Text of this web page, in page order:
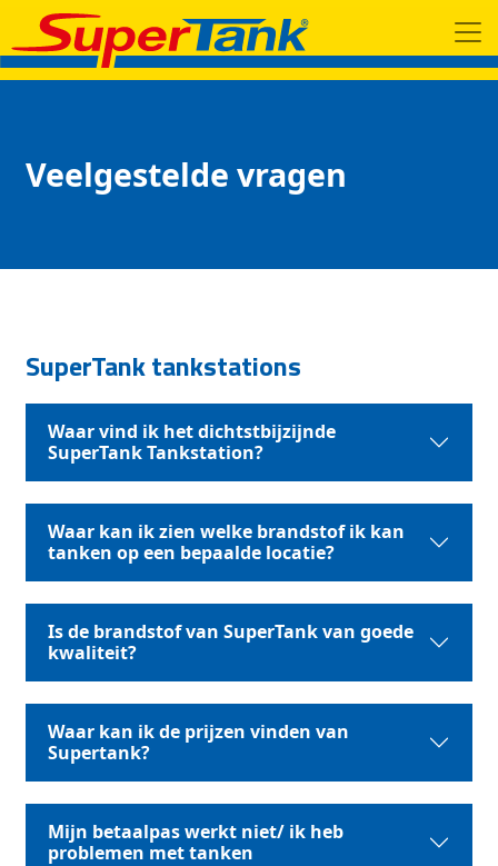
Veelgestelde vragen
SuperTank tankstations
Waar vind ik het dichtstbijzijnde
SuperTank Tankstation?
Waar kan ik zien welke brandstof ik kan
tanken op een bepaalde locatie?
Is de brandstof van SuperTank van goede
kwaliteit?
Waar kan ik de prijzen vinden van
Supertank?
Mijn betaalpas werkt niet/ ik heb
problemen met tanken